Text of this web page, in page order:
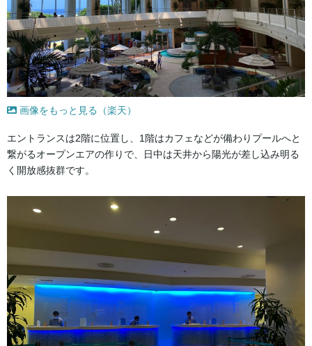
画像をもっと見る（楽天）
エントランスは2階に位置し、1階はカフェなどが備わりプールへと
繋がるオープンエアの作りで、日中は天井から陽光が差し込み明る
く開放感抜群です。